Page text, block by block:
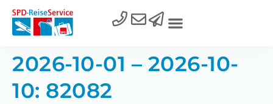
2026-10-01 – 2026-10-
10: 82082